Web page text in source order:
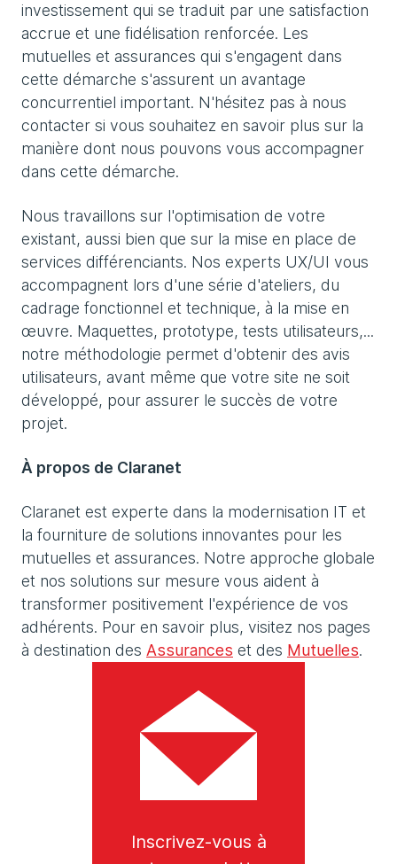
investissement qui se traduit par une satisfaction
accrue et une fidélisation renforcée. Les
mutuelles et assurances qui s'engagent dans
cette démarche s'assurent un avantage
concurrentiel important. N'hésitez pas à nous
contacter si vous souhaitez en savoir plus sur la
manière dont nous pouvons vous accompagner
dans cette démarche.
Nous travaillons sur l'optimisation de votre
existant, aussi bien que sur la mise en place de
services différenciants. Nos experts UX/UI vous
accompagnent lors d'une série d'ateliers, du
cadrage fonctionnel et technique, à la mise en
œuvre. Maquettes, prototype, tests utilisateurs,...
notre méthodologie permet d'obtenir des avis
utilisateurs, avant même que votre site ne soit
développé, pour assurer le succès de votre
projet.
À propos de Claranet
Claranet est experte dans la modernisation IT et
la fourniture de solutions innovantes pour les
mutuelles et assurances. Notre approche globale
et nos solutions sur mesure vous aident à
transformer positivement l'expérience de vos
adhérents. Pour en savoir plus, visitez nos pages
à destination des Assurances et des Mutuelles.
Inscrivez-vous à